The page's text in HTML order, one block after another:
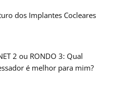
dos Implantes Cocleares
2 ou RONDO 3: Qual
é melhor para mim?